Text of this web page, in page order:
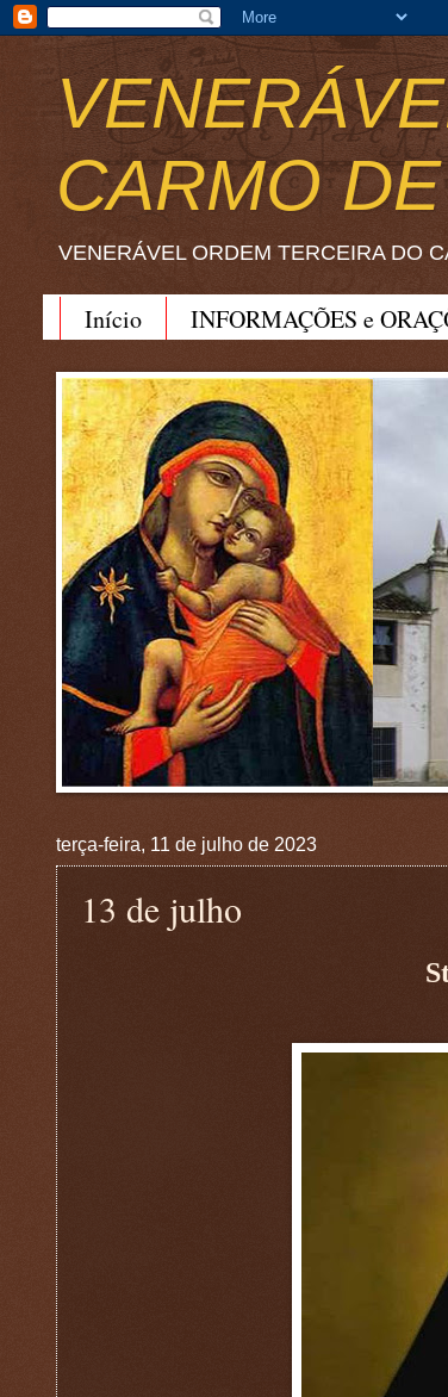
CARMO
VENERÁVEL ORDEM TERCEIRA DO
Início INFORMAÇÕES e
terça-feira, 11 de julho de 2023
13 de julho